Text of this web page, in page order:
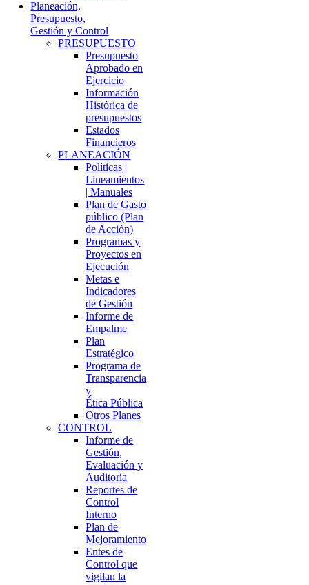
Planeación,
Presupuesto,
Gestión y Control
PRESUPUESTO
Presupuesto
Aprobado en
Ejercicio
Información
Histórica de
presupuestos
Estados
Financieros
PLANEACIÓN
Políticas |
Lineamientos
| Manuales
Plan de Gasto
público (Plan
de Acción)
Programas y
Proyectos en
Ejecución
Metas e
Indicadores
de Gestión
Informe de
Empalme
Plan
Estratégico
Programa de
Transparencia
y
Ética Pública
Otros Planes
CONTROL
Informe de
Gestión,
Evaluación y
Auditoría
Reportes de
Control
Interno
Plan de
Mejoramiento
Entes de
Control que
vigilan la